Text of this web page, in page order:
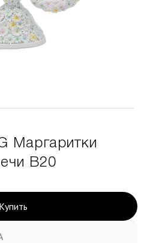
Маргаритки
В20
Купить